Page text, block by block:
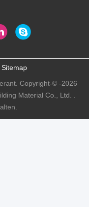
Sitemap
Copyright-© -2026
Material Co., Ltd. .